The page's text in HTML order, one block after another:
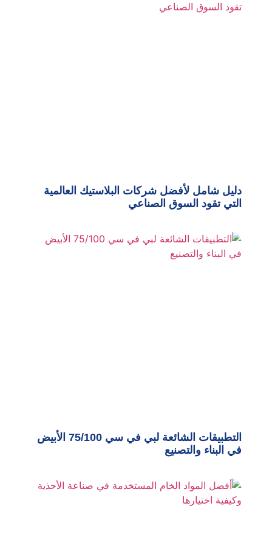
دليل شامل لأفضل شركات البلاستيك العالمية
التي تقود السوق الصناعي
التطبيقات الشائعة لبي في سي 75/100 الأبيض
في البناء والتصنيع